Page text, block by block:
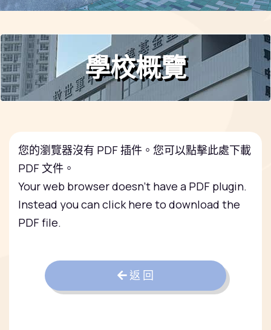
學校概覽
您的瀏覽器沒有 PDF 插件。您可以點擊此處下載
PDF 文件。
Your web browser doesn't have a PDF plugin.
Instead you canclick here to download the
PDF file.
返 回